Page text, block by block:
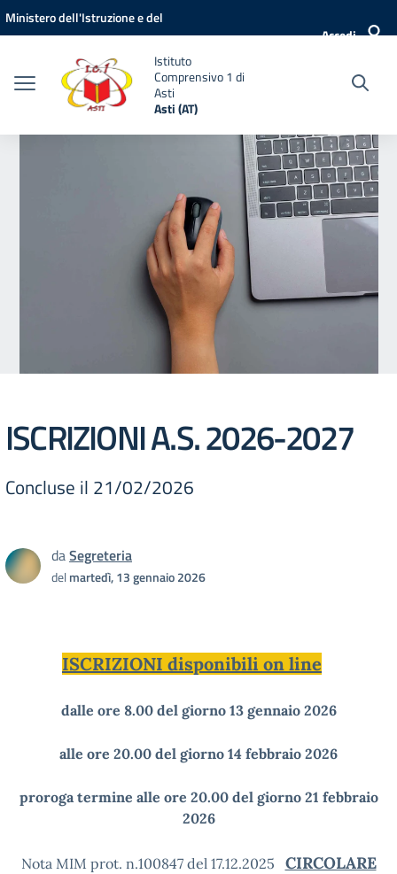
Vai ai contenuti
Vai al menu di navigazione
Vai al footer
Ministero dell'Istruzione e del
Accedi
Istituto
Comprensivo 1 di
Asti
Asti (AT)
ISCRIZIONI A.S. 2026-2027
Concluse il 21/02/2026
daSegreteria
delmartedì, 13 gennaio 2026
ISCRIZIONI disponibili on line
dalle ore 8.00 del giorno 13 gennaio 2026
alle ore 20.00 del giorno 14 febbraio 2026
proroga termine alle ore 20.00 del giorno 21 febbraio
2026
Nota MIM prot. n.100847 del 17.12.2025
CIRCOLARE